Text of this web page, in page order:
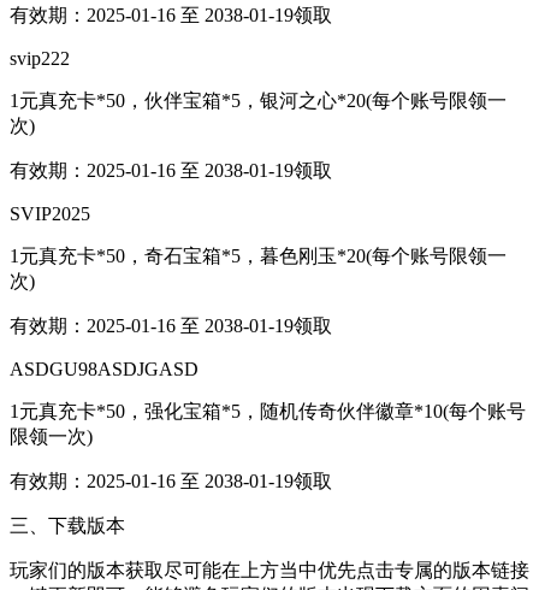
有效期：2025-01-16 至 2038-01-19领取
svip222
1元真充卡*50，伙伴宝箱*5，银河之心*20(每个账号限领一
次)
有效期：2025-01-16 至 2038-01-19领取
SVIP2025
1元真充卡*50，奇石宝箱*5，暮色刚玉*20(每个账号限领一
次)
有效期：2025-01-16 至 2038-01-19领取
ASDGU98ASDJGASD
1元真充卡*50，强化宝箱*5，随机传奇伙伴徽章*10(每个账号
限领一次)
有效期：2025-01-16 至 2038-01-19领取
三、下载版本
玩家们的版本获取尽可能在上方当中优先点击专属的版本链接